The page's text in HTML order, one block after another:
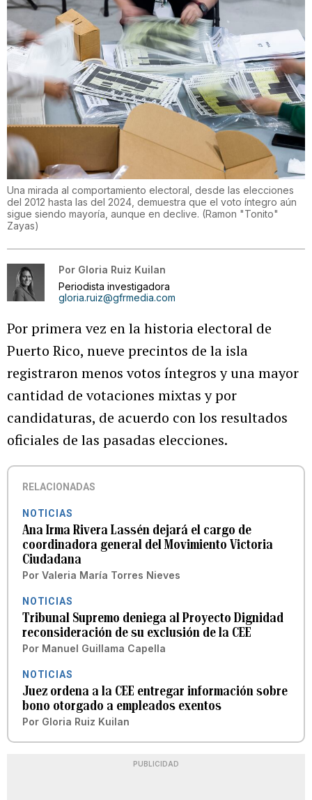
Una mirada al comportamiento electoral, desde las elecciones
del 2012 hasta las del 2024, demuestra que el voto íntegro aún
sigue siendo mayoría, aunque en declive. (Ramon "Tonito"
Zayas)
Por Gloria Ruiz Kuilan
Periodista investigadora
gloria.ruiz@gfrmedia.com
Por primera vez en la historia electoral de
Puerto Rico, nueve precintos de la isla
registraron menos votos íntegros y una mayor
cantidad de votaciones mixtas y por
candidaturas, de acuerdo con los resultados
oficiales de las pasadas elecciones.
RELACIONADAS
NOTICIAS
Ana Irma Rivera Lassén dejará el cargo de
coordinadora general del Movimiento Victoria
Ciudadana
Por Valeria María Torres Nieves
NOTICIAS
Tribunal Supremo deniega al Proyecto Dignidad
reconsideración de su exclusión de la CEE
Por Manuel Guillama Capella
NOTICIAS
Juez ordena a la CEE entregar información sobre
bono otorgado a empleados exentos
Por Gloria Ruiz Kuilan
PUBLICIDAD